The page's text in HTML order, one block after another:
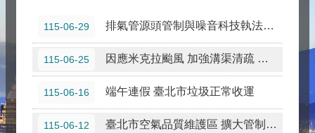
臺北市全民國防應變手冊(114年版)
1999網路服務功能上線，歡迎民眾踴躍使用
獎勵研究報告徵件延長，詳臺北市研考會網站
本府智慧支付平台將於115年8月9日（星期日）上午10時 30分至下午1時30分進行系統維護作業，期間將暫停服務
115-06-29 排氣管源頭管制與噪音科技執法成效顯著 噪音車陳情案件減少53%
115-06-25 因應米克拉颱風 加強溝渠清疏 做好防災整備 北市溝渠巡清次數近年成長1.8% 不減反增
115-06-16 端午連假 臺北市垃圾正常收運
115-06-12 臺北市空氣品質維護區 擴大管制南京東路、仁愛路及信義路 違規車輛7月起直接開罰